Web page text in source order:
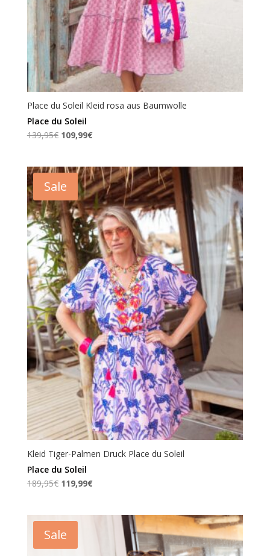
Place du Soleil Kleid rosa aus Baumwolle
Place du Soleil
139,95€ Ursprünglicher
139,95€
109,99€Aktueller
109,99€.
Sale
Kleid Tiger-Palmen Druck Place du Soleil
Place du Soleil
189,95€ Ursprünglicher
189,95€
119,99€Aktueller
119,99€.
Sale